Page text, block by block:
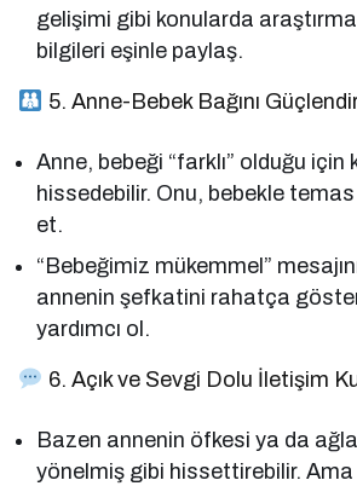
gelişimi gibi konularda
bilgileri eşinle paylaş.
5. Anne-Bebek Bağını
Anne, bebeği “farklı” olduğu
hissedebilir. Onu, bebekle
et.
“Bebeğimiz mükemmel”
annenin şefkatini rahatça
yardımcı ol.
6. Açık ve Sevgi Dolu İletişim
Bazen annenin öfkesi ya da
yönelmiş gibi hissettirebilir.